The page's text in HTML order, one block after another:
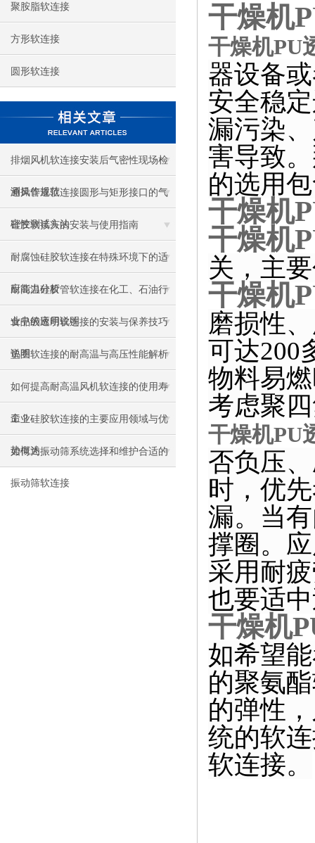
聚胺脂软连接
方形软连接
圆形软连接
排烟风机软连接安装后气密性现场检
测操作规范
通风管道软连接圆形与矩形接口的气
密性测试方法
硅胶软接头的安装与使用指南
耐腐蚀硅胶软连接在特殊环境下的适
应能力分析
耐高温硅胶管软连接在化工、石油行
业中的应用说明
食品级透明软连接的安装与保养技巧
说明
垫圈软连接的耐高温与高压性能解析
如何提高耐高温风机软连接的使用寿
命？
工业硅胶软连接的主要应用领域与优
势概述
如何为振动筛系统选择和维护合适的
振动筛软连接
干燥机
干燥机PU
器设备
安全稳
漏污染
害导致
的选用
干燥机
干燥机
关，主
干燥机
磨损性
可达200
物料易
考虑聚
干燥机PU
否负压
时，优
漏。当
撑圈。
采用耐
也要适中
干燥机
如希望
的聚氨
的弹性，
统的软
软连接。